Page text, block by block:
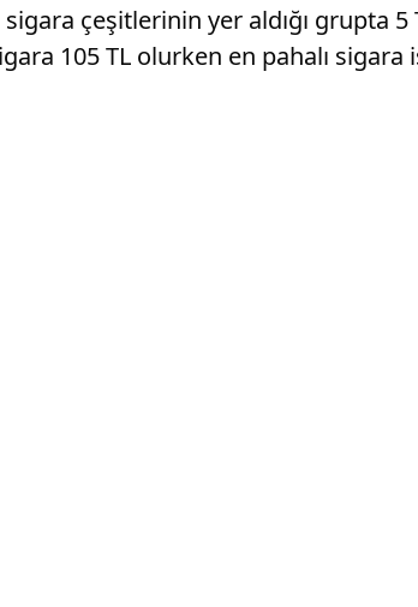
çeşitlerinin yer aldığı grupta
105 TL olurken en pahalı